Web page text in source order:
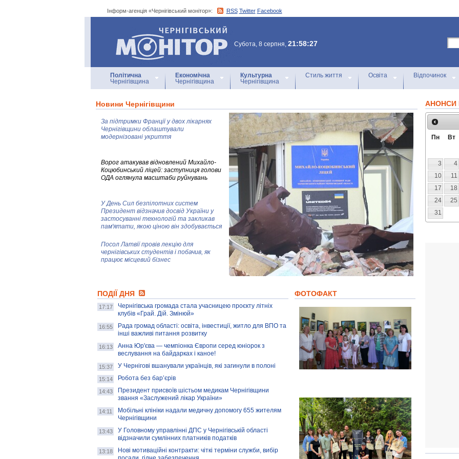
Інформ-агенція «Чернігівський монітор»: RSS Twitter Facebook
Інформ-агенція
«Чернігівський монітор»
Субота, 8 серпня, 21:58:27
Політична
Чернігівщина
Економічна
Чернігівщина
Культурна
Чернігівщина
Стиль життя Освіта Відпочинок
Новини Чернігівщини
За підтримки Франції у двох лікарнях
Чернігівщини облаштували
модернізовані укриття
Ворог атакував відновлений Михайло-
Коцюбинський ліцей: заступниця голови
ОДА оглянула масштаби руйнувань
У День Сил безпілотних систем
Президент відзначив досвід України у
застосуванні технологій та закликав
пам'ятати, якою ціною він здобувається
Посол Латвії провів лекцію для
чернігівських студентів і побачив, як
працює місцевий бізнес
колекцію про війну, емоції та тварин
AB InBev Efes Україна підтримала
навчальний проєкт "Молодіжна бізнес-
школа", спрямований на розвиток
підприємництва у Чернігівській області
Золота тварина: видання Forbes
написало про чернігівця Патрона: хто і
скільки на ньому заробляє? І куди
витрачають?
ПОДІЇ ДНЯ
17:17
Чернігівська громада стала учасницею проєкту літніх
клубів «Грай. Дій. Змінюй»
16:55
Рада громад області: освіта, інвестиції, житло для ВПО та
інші важливі питання розвитку
16:13
Анна Юр'єва — чемпіонка Європи серед юніорок з
веслування на байдарках і каное!
15:37 У Чернігові вшанували українців, які загинули в полоні
15:14 Робота без бар’єрів
14:43
Президент присвоїв шістьом медикам Чернігівщини
звання «Заслужений лікар України»
14:11
Мобільні клініки надали медичну допомогу 655 жителям
Чернігівщини
13:43
У Головному управлінні ДПС у Чернігівській області
відзначили сумлінних платників податків
13:18
Нові мотиваційні контракти: чіткі терміни служби, вибір
ФОТОФАКТ
АНОНСИ
Пн Вт
3
4
10
11
17
18
24
25
31